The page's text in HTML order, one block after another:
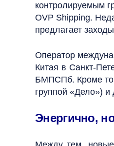
контролируемым
OVP Shipping.
предлагает
Оператор
Китая в Санкт-
БМПСПб. Кроме
группой «Дело») и
Энергично,